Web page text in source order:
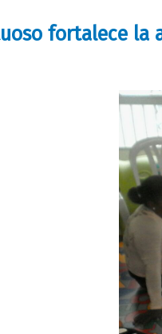
fortalece la